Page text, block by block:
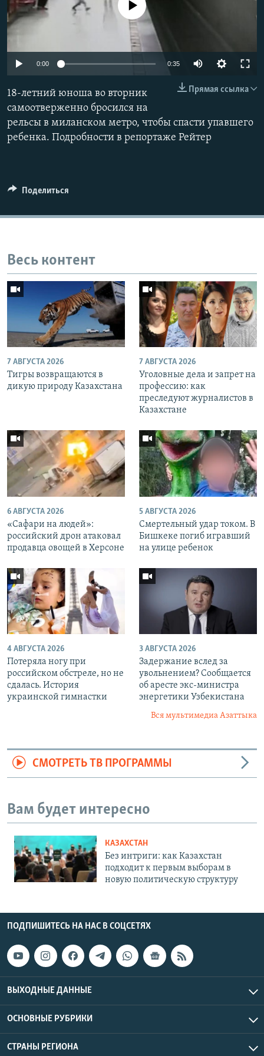
No media source currently available
0:00 0:35
Прямая ссылка
18-летний юноша во вторник
самоотверженно бросился на
рельсы в миланском метро, чтобы спасти упавшего
ребенка. Подробности в репортаже Рейтер
Поделиться
Весь контент
7 АВГУСТА 2026
Тигры возвращаются в
дикую природу Казахстана
7 АВГУСТА 2026
Уголовные дела и запрет на
профессию: как
преследуют журналистов в
Казахстане
6 АВГУСТА 2026
«Cафари на людей»:
российский дрон атаковал
продавца овощей в Херсоне
5 АВГУСТА 2026
Смертельный удар током. В
Бишкеке погиб игравший
на улице ребенок
4 АВГУСТА 2026
Потеряла ногу при
российском обстреле, но не
сдалась. История
украинской гимнастки
3 АВГУСТА 2026
Задержание вслед за
увольнением? Сообщается
об аресте экс-министра
энергетики Узбекистана
Вся мультимедиа Азаттыка
СМОТРЕТЬ ТВ ПРОГРАММЫ
Вам будет интересно
КАЗАХСТАН
Без интриги: как Казахстан
подходит к первым выборам в
новую политическую структуру
ПОДПИШИТЕСЬ НА НАС В СОЦСЕТЯХ
ВЫХОДНЫЕ ДАННЫЕ
ОСНОВНЫЕ РУБРИКИ
СТРАНЫ РЕГИОНА